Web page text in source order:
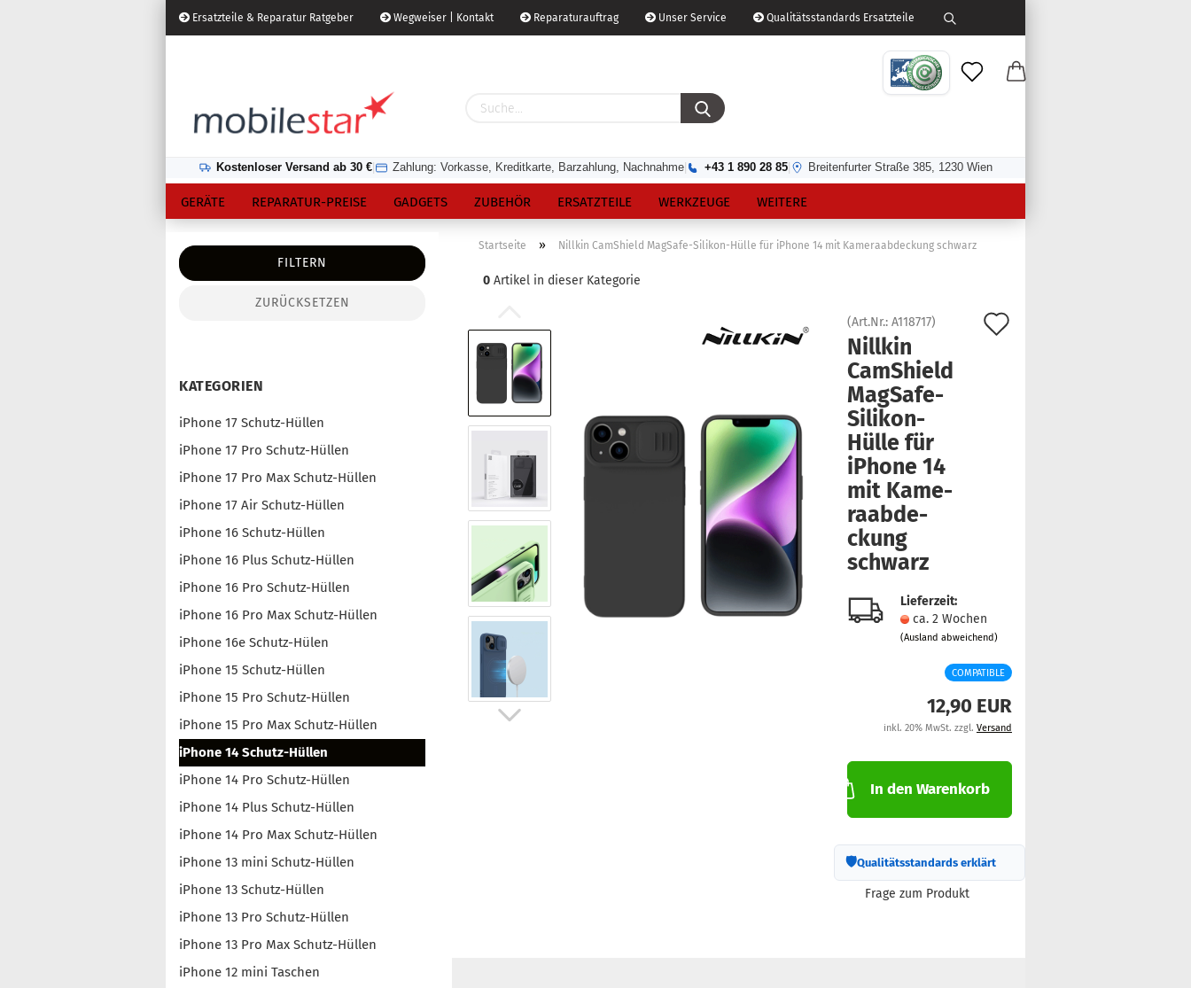
Ersatzteile & Reparatur Ratgeber Wegweiser | Kontakt Reparaturauftrag Unser Service Qualitätsstandards Ersatzteile
Kostenloser Versand ab 30 € Zahlung: Vorkasse, Kreditkarte, Barzahlung, Nachnahme +43 1 890 28 85 Breitenfurter Straße 385, 1230 Wien
GERÄTE REPARATUR-PREISE GADGETS ZUBEHÖR ERSATZTEILE WERKZEUGE WEITERE
Startseite » Nillkin CamShield MagSafe-Silikon-Hülle für iPhone 14 mit Kameraabdeckung schwarz
0 Artikel in dieser Kategorie
(Art.Nr.:A118717)
Nill­kin
CamS­hield
MagSafe-​
Silikon-
Hülle für
iPho­ne 14
mit Ka­me­
raab­de­
ckung
schwarz
Lieferzeit:
ca. 2 Wochen
(Ausland abweichend)
COMPATIBLE
12,90 EUR
inkl. 20% MwSt. zzgl. Versand
In den Warenkorb
🛡Qualitätsstandards erklärt
Frage zum Produkt
FILTERN
ZURÜCKSETZEN
KATEGORIEN
iPhone 17 Schutz-Hüllen
iPhone 17 Pro Schutz-Hüllen
iPhone 17 Pro Max Schutz-Hüllen
iPhone 17 Air Schutz-Hüllen
iPhone 16 Schutz-Hüllen
iPhone 16 Plus Schutz-Hüllen
iPhone 16 Pro Schutz-Hüllen
iPhone 16 Pro Max Schutz-Hüllen
iPhone 16e Schutz-Hülen
iPhone 15 Schutz-Hüllen
iPhone 15 Pro Schutz-Hüllen
iPhone 15 Pro Max Schutz-Hüllen
iPhone 14 Schutz-Hüllen
iPhone 14 Pro Schutz-Hüllen
iPhone 14 Plus Schutz-Hüllen
iPhone 14 Pro Max Schutz-Hüllen
iPhone 13 mini Schutz-Hüllen
iPhone 13 Schutz-Hüllen
iPhone 13 Pro Schutz-Hüllen
iPhone 13 Pro Max Schutz-Hüllen
iPhone 12 mini Taschen